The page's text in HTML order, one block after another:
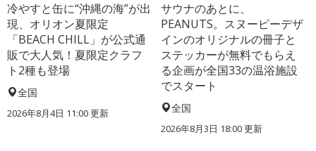
冷やすと缶に“沖縄の海”が出
現、オリオン夏限定
「BEACH CHILL」が公式通
販で大人気！夏限定クラフ
ト2種も登場
全国
2026年8月4日 11:00更新
サウナのあとに、
PEANUTS。スヌーピーデザ
インのオリジナルの冊子と
ステッカーが無料でもらえ
る企画が全国33の温浴施設
でスタート
全国
2026年8月3日 18:00更新